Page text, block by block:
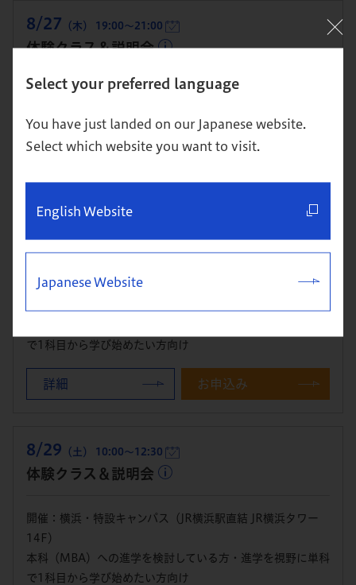
Select your preferred language
You have just landed on our Japanese website.
Select which website you want to visit.
English Website
Japanese Website
8/27 （木） 19:00～21:00
体験クラス＆説明会
開催：東京校
で1科目から学び始めたい方向け
8/29（土） 10:00～12:00
で1科目から学び始めたい方向け
詳細 お申込み
8/29 （土） 10:00～12:30
体験クラス＆説明会
開催：横浜・特設キャンパス（JR横浜駅直結 JR横浜タワー
14F）
本科（MBA）への進学を検討している方・進学を視野に単科
で1科目から学び始めたい方向け